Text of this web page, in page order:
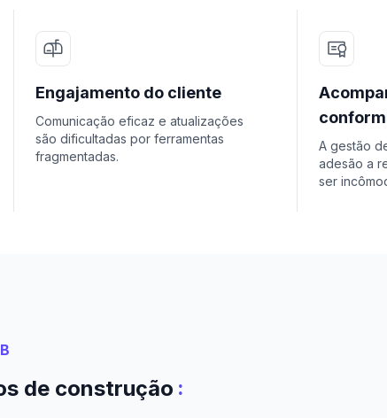
Engajamento do cliente
Comunicação eficaz e atualizações
são dificultadas por ferramentas
fragmentadas.
A gestão
adesão a
ser
de construção :